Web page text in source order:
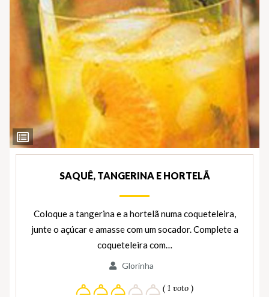
Ver
Ingredientes
SAQUÊ, TANGERINA E HORTELÃ
Coloque a tangerina e a hortelã numa coqueteleira,
junte o açúcar e amasse com um socador. Complete a
coqueteleira com…
Glorinha
( 1 voto )